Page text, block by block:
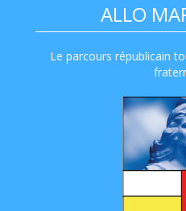
ALLO
Le parcours républicain